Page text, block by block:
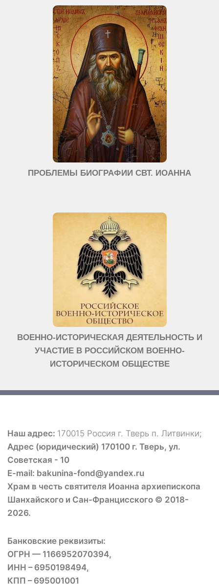
ПРОБЛЕМЫ БИОГРАФИИ СВТ. ИОАННА
ВОЕННО-ИСТОРИЧЕСКАЯ ДЕЯТЕЛЬНОСТЬ И
УЧАСТИЕ В РОССИЙСКОМ ВОЕННО-
ИСТОРИЧЕСКОМ ОБЩЕСТВЕ
Наш адрес: 170015 Россия г. Тверь п. Литвинки;
Адрес (юридический) 170100 г. Тверь, ул.
Советская - 10
E-mail: bakunina-fond@yandex.ru
Храм в честь святителя Иоанна архиепископа
Шанхайского и Сан-Францисского © 2018-
2026.
Банковские реквизиты:
ОГРН — 1166952070394,
ИНН – 6950198494,
КПП – 695001001